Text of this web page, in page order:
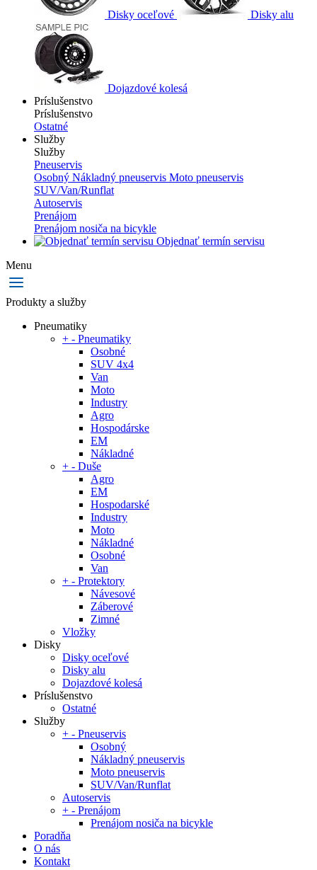
Disky oceľové Disky alu
Dojazdové kolesá
Príslušenstvo
Príslušenstvo
Ostatné
Služby
Služby
Pneuservis
Osobný Nákladný pneuservis Moto pneuservis
SUV/Van/Runflat
Autoservis
Prenájom
Prenájom nosiča na bicykle
Objednať termín servisu
Menu
Produkty a služby
Pneumatiky
+ - Pneumatiky
Osobné
SUV 4x4
Van
Moto
Industry
Agro
Hospodárske
EM
Nákladné
+ - Duše
Agro
EM
Hospodarské
Industry
Moto
Nákladné
Osobné
Van
+ - Protektory
Návesové
Záberové
Zimné
Vložky
Disky
Disky oceľové
Disky alu
Dojazdové kolesá
Príslušenstvo
Ostatné
Služby
+ - Pneuservis
Osobný
Nákladný pneuservis
Moto pneuservis
SUV/Van/Runflat
Autoservis
+ - Prenájom
Prenájom nosiča na bicykle
Poradňa
O nás
Kontakt